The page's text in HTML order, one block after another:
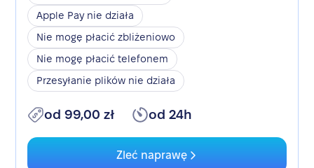
Apple Pay nie działa
Nie mogę płacić zbliżeniowo
Nie mogę płacić telefonem
Przesyłanie plików nie działa
od 99,00 zł od 24h
Zleć naprawę